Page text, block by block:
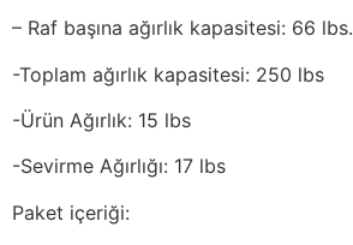
– Raf başına ağırlık kapasitesi: 66 lbs.
-Toplam ağırlık kapasitesi: 250 lbs
-Ürün Ağırlık: 15 lbs
-Sevirme Ağırlığı: 17 lbs
Paket içeriği: